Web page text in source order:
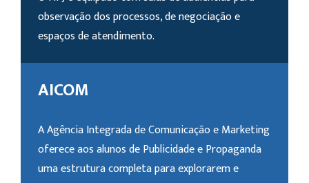
observação dos processos, de negociação e
espaços de atendimento.
AICOM
A Agência Integrada de Comunicação e Marketing
oferece aos alunos de Publicidade e Propaganda
uma estrutura completa para explorarem e